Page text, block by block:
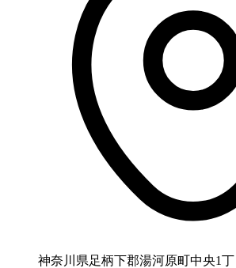
神奈川県足柄下郡湯河原町中央1丁